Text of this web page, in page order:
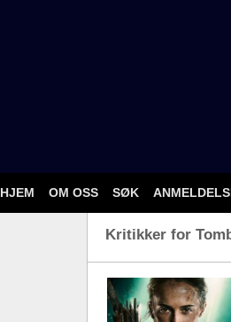
HJEM OM OSS SØK
Kritikker for